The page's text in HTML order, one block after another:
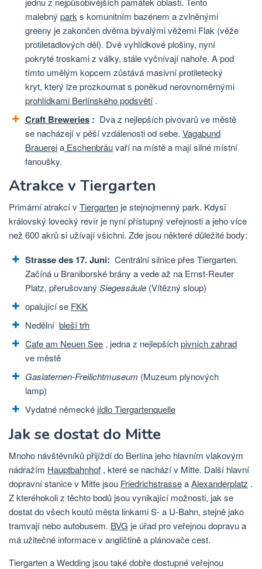
malebný park s komunitním bazénem a zvlněnými
greeny je zakončen dvěma bývalými věžemi Flak (věže
protiletadlových děl). Dvě vyhlídkové plošiny, nyní
pokryté troskami z války, stále vyčnívají nahoře. A pod
tímto umělým kopcem zůstává masivní protiletecký
kryt, který lze prozkoumat s poněkud nerovnoměrnými
prohlídkami Berlínského podsvětí.
Craft Breweries : Dva z nejlepších pivovarů ve městě
se nacházejí v pěší vzdálenosti od sebe. Vagabund
Brauereia Eschenbräuvaří na místě a mají silné místní
fanoušky.
Atrakce v Tiergarten
Primární atrakcí v Tiergarten je stejnojmenný park. Kdysi
královský lovecký revír je nyní přístupný veřejnosti a jeho více
než 600 akrů si užívají všichni. Zde jsou některé důležité body:
Strasse des 17. Juni: Centrální silnice přes Tiergarten.
Začíná u Braniborské brány a vede až na Ernst-Reuter
Platz, přerušovaný Siegessäule (Vítězný sloup)
opalující se FKK
Nedělní bleší trh
Cafe am Neuen See , jedna z nejlepšíchpivních zahrad
ve městě
Gaslaternen-Freilichtmuseum (Muzeum plynových
lamp)
Vydatné německé jídloTiergartenquelle
Jak se dostat do Mitte
Mnoho návštěvníků přijíždí do Berlína jeho hlavním vlakovým
nádražím Hauptbahnhof , které se nachází v Mitte. Další hlavní
dopravní stanice v Mitte jsou FriedrichstrasseaAlexanderplatz .
Z kteréhokoli z těchto bodů jsou vynikající možnosti, jak se
dostat do všech koutů města linkami S- a U-Bahn, stejně jako
tramvají nebo autobusem. BVG je úřad pro veřejnou dopravu a
má užitečné informace v angličtině a plánovače cest.
Tiergarten a Wedding jsou také dobře dostupné veřejnou